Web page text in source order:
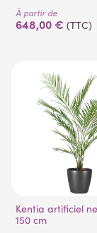
À partir de
648,00 € (TTC)
Kentia artificiel new palm
150 cm